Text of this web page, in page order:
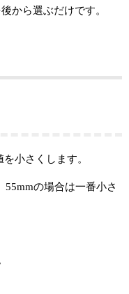
から選ぶだけです。
小さくします。
55mmの場合は一番小さ